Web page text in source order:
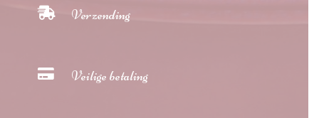
 Verzending
 Veilige betaling